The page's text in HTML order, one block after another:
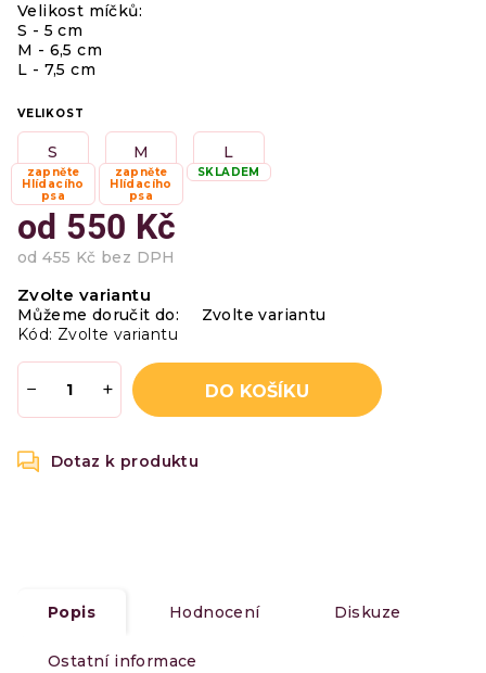
Velikost míčků:
S - 5 cm
M - 6,5 cm
L - 7,5 cm
VELIKOST
S
zapněte
Hlídacího
psa
M
zapněte
Hlídacího
psa
L
SKLADEM
od 550 Kč
od455 Kč bez DPH
cena:
Zvolte variantu
Můžeme doručit do:
Zvolte variantu
Kód: Zvolte variantu
+
− DO KOŠÍKU
Popis Hodnocení Diskuze
Ostatní informace